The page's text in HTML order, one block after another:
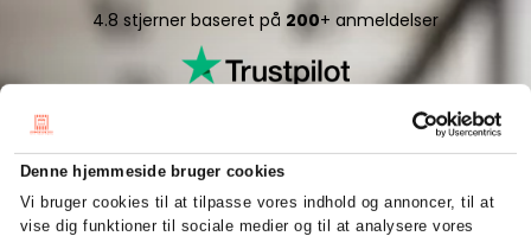
Denne hjemmeside bruger cookies
Vi bruger cookies til at tilpasse vores indhold og annoncer, til at
vise dig funktioner til sociale medier og til at analysere vores
4.8 stjerner baseret på 200+ anmeldelser